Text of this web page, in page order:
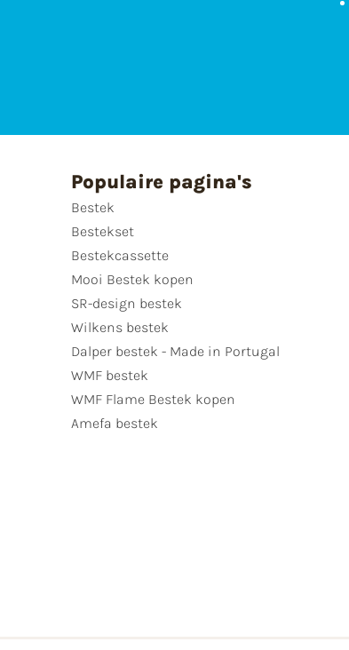
Populaire pagina's
Bestek
Bestekset
Bestekcassette
Mooi Bestek kopen
SR-design bestek
Wilkens bestek
Dalper bestek - Made in Portugal
WMF bestek
WMF Flame Bestek kopen
Amefa bestek